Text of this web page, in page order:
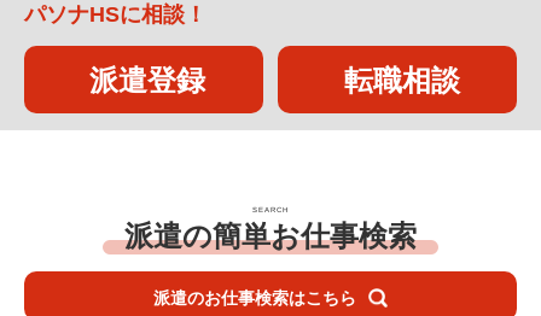
パソナHSに相談！
派遣登録 転職相談
SEARCH
派遣の簡単お仕事検索
派遣のお仕事検索はこちら